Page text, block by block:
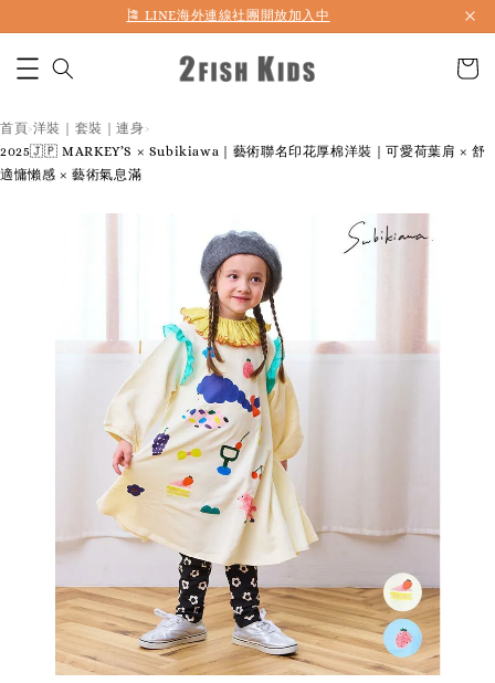
🎏 LINE海外連線社團開放加入中
首頁›洋裝｜套裝｜連身›
2025🇯🇵 MARKEY’S × Subikiawa｜藝術聯名印花厚棉洋裝｜可愛荷葉肩 × 舒
適慵懶感 × 藝術氣息滿